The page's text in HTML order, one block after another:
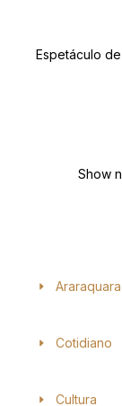
Espetáculo
Show
Araraquara
Cotidiano
Cultura